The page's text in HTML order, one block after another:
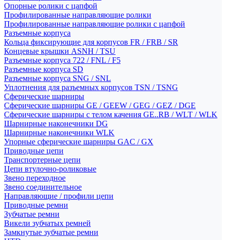
Опорные ролики с цапфой
Профилированные направляющие ролики
Профилированные направляющие ролики с цапфой
Разъемные корпуса
Кольца фиксирующие для корпусов FR / FRB / SR
Концевые крышки ASNH / TSU
Разъемные корпуса 722 / FNL / F5
Разъемные корпуса SD
Разъемные корпуса SNG / SNL
Уплотнения для разъемных корпусов TSN / TSNG
Сферические шарниры
Сферические шарниры GE / GEEW / GEG / GEZ / DGE
Сферические шарниры с телом качения GE..RB / WLT / WLK
Шарнирные наконечники DG
Шарнирные наконечники WLK
Упорные сферические шарниры GAC / GX
Приводные цепи
Транспортерные цепи
Цепи втулочно-роликовые
Звено переходное
Звено соединительное
Направляющие / профили цепи
Приводные ремни
Зубчатые ремни
Викели зубчатых ремней
Замкнутые зубчатые ремни